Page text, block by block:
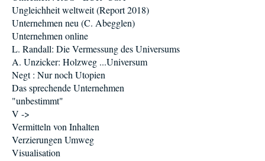
Ungleichheit weltweit (Report 2018)
Unternehmen neu (C. Abegglen)
Unternehmen online
L. Randall: Die Vermessung des Universums
A. Unzicker: Holzweg ...Universum
Negt : Nur noch Utopien
Das sprechende Unternehmen
"unbestimmt"
V ->
Vermitteln von Inhalten
Verzierungen Umweg
Visualisation